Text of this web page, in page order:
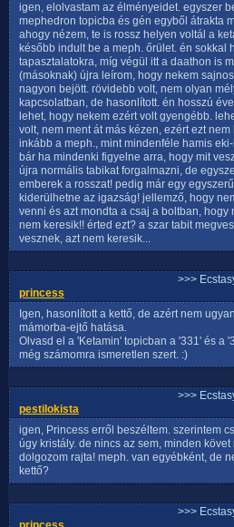
igen, elolvastam az élményeidet. egyszer
mephedron topicba és gén egyből átrakta
ahogy nézem, te is rossz helyen voltál a
később indult be a meph. őrület. én sokkal
tapasztalatokra, míg végül itt a daathon is
(másoknak) újra leírom, hogy nekem
nagyon bejött. rövidebb volt, nem olyan
kapcsolatban, de hasonlított. én hosszú
lehet, hogy nekem ezért volt gyengébb.
volt, nem ment át más kézen, ezért ezt
inkább a meph., mint mindenféle hamis
bár ha mindenki figyelne arra, hogy mit
újra normális tabikat forgalmazni, de
emberek a rosszat! pedig már egy
kiderülhetne az igazság! jellemző, hogy
venni és azt mondta a csaj a boltban, hogy
nem keresik!! érted ezt? a szar tabit
vesznek, azt nem keresik...
>>>
princess
Igen, hasonlított a kettő, de azért nem
mámorba-ejtő hatása.
Olvasd el a 'Ketamin' topicban a '331' és a
még számomra ismeretlen szert. :)
>>>
pestilokista
igen, Princess erről beszéltem. szerintem
úgy kristály. de nincs az sem, minden
dolgozom rajta! meph. van egyébként, de
kettő?
>>>